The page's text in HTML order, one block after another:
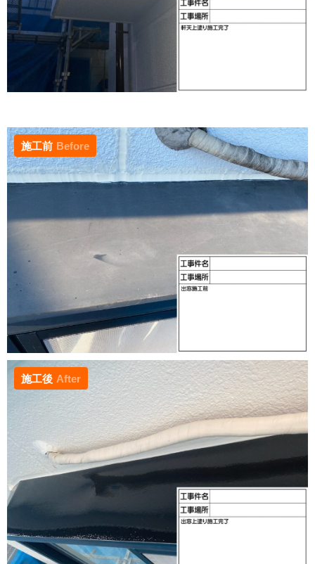
施工前 Before
施工後 After